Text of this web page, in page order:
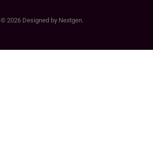
© 2026 Designed by Nextgen.